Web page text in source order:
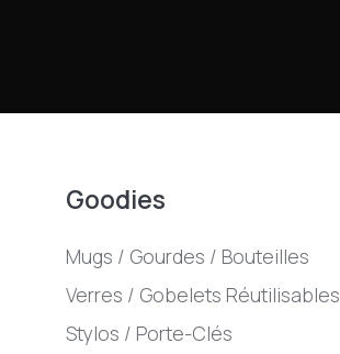
Goodies
Mugs / Gourdes / Bouteilles
Verres / Gobelets Réutilisables
Stylos / Porte-Clés